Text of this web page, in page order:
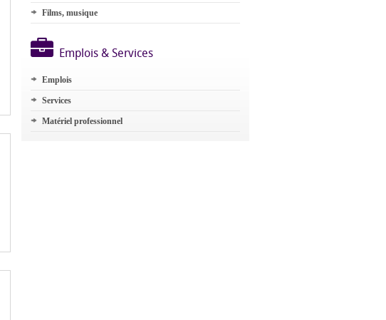
Films, musique
Emplois & Services
Emplois
Services
Matériel professionnel